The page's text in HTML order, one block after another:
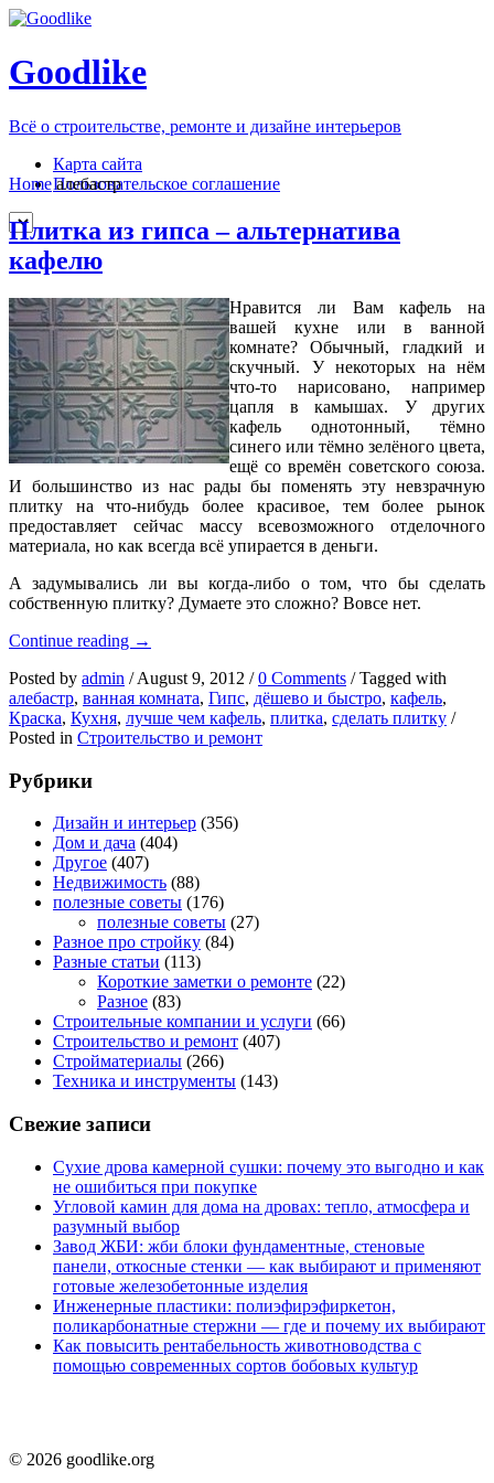
Goodlike
Всё о строительстве, ремонте и дизайне интерьеров
Карта сайта
Пользовательское соглашение
Home алебастр
Плитка из гипса – альтернатива
кафелю
Нравится ли Вам кафель на
вашей кухне или в ванной
комнате? Обычный, гладкий и
скучный. У некоторых на нём
что-то нарисовано, например
цапля в камышах. У других
кафель однотонный, тёмно
синего или тёмно зелёного цвета,
ещё со времён советского союза.
И большинство из нас рады бы поменять эту невзрачную
плитку на что-нибудь более красивое, тем более рынок
предоставляет сейчас массу всевозможного отделочного
материала, но как всегда всё упирается в деньги.
А задумывались ли вы когда-либо о том, что бы сделать
собственную плитку? Думаете это сложно? Вовсе нет.
Continue reading Плитка
гипса
–
альтернатива
кафелю
→
Posted by admin / August 9, 2012 / 0 Comments / Tagged with
алебастр, ванная комната, Гипс, дёшево и быстро, кафель,
Краска, Кухня, лучше чем кафель, плитка, сделать плитку /
Posted in Строительство и ремонт
Рубрики
Дизайн и интерьер (356)
Дом и дача (404)
Другое (407)
Недвижимость (88)
полезные советы (176)
полезные советы (27)
Разное про стройку (84)
Разные статьи (113)
Короткие заметки о ремонте (22)
Разное (83)
Строительные компании и услуги (66)
Строительство и ремонт (407)
Стройматериалы (266)
Техника и инструменты (143)
Свежие записи
Сухие дрова камерной сушки: почему это выгодно и как
не ошибиться при покупке
Угловой камин для дома на дровах: тепло, атмосфера и
разумный выбор
Завод ЖБИ: жби блоки фундаментные, стеновые
панели, откосные стенки — как выбирают и применяют
готовые железобетонные изделия
Инженерные пластики: полиэфирэфиркетон,
поликарбонатные стержни — где и почему их выбирают
Как повысить рентабельность животноводства с
помощью современных сортов бобовых культур
© 2026 goodlike.org